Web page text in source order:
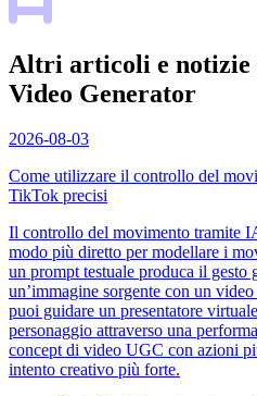
Altri articoli e notizie
Video Generator
2026-08-03
Come utilizzare il controllo del
TikTok precisi
Il controllo del movimento tramite
modo più diretto per modellare i
un prompt testuale produca il gesto
un’immagine sorgente con un
puoi guidare un presentatore
personaggio attraverso una
concept di video UGC con azioni
intento creativo più forte.